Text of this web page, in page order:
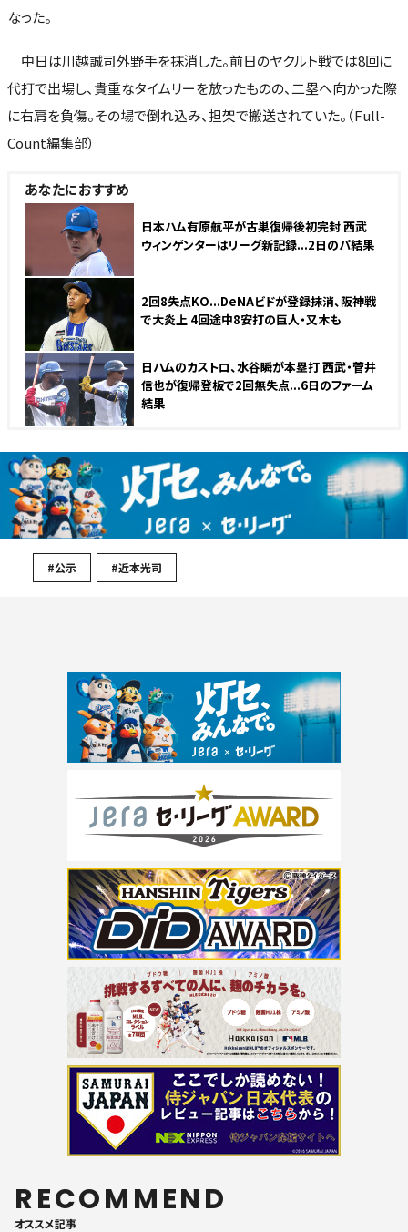
なった。
中日は川越誠司外野手を抹消した。前日のヤクルト戦では8回に
代打で出場し、貴重なタイムリーを放ったものの、二塁へ向かった際
に右肩を負傷。その場で倒れ込み、担架で搬送されていた。（Full-
Count編集部）
あなたにおすすめ
日本ハム有原航平が古巣復帰後初完封 西武
ウィンゲンターはリーグ新記録...2日のパ結果
2回8失点KO...DeNAビドが登録抹消、阪神戦
で大炎上 4回途中8安打の巨人・又木も
日ハムのカストロ、水谷瞬が本塁打 西武・菅井
信也が復帰登板で2回無失点...6日のファーム
結果
#公示 #近本光司
RECOMMEND
オススメ記事